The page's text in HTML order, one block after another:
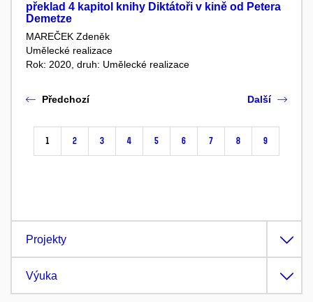
překlad 4 kapitol knihy Diktátoři v kině od Petera
Demetze
MAREČEK Zdeněk
Umělecké realizace
Rok: 2020, druh: Umělecké realizace
Předchozí
1 2 3 4 5 6 7 8 9
Další
Projekty
Výuka